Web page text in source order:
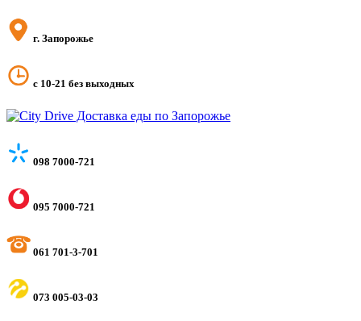
г. Запорожье
с 10-21 без выходных
098 7000-721
095 7000-721
061 701-3-701
073 005-03-03